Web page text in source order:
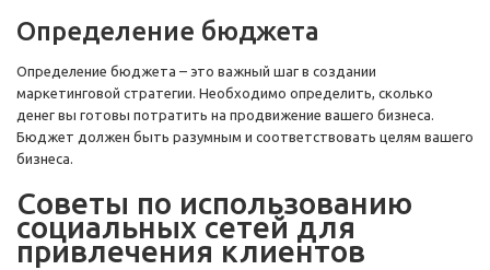
Определение бюджета
Определение бюджета – это важный шаг в создании
маркетинговой стратегии. Необходимо определить, сколько
денег вы готовы потратить на продвижение вашего бизнеса.
Бюджет должен быть разумным и соответствовать целям вашего
бизнеса.
Советы по использованию
социальных сетей для
привлечения клиентов